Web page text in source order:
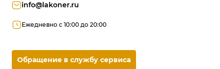
info@lakoner.ru
Ежедневно с 10:00 до 20:00
Обращение в службу сервиса